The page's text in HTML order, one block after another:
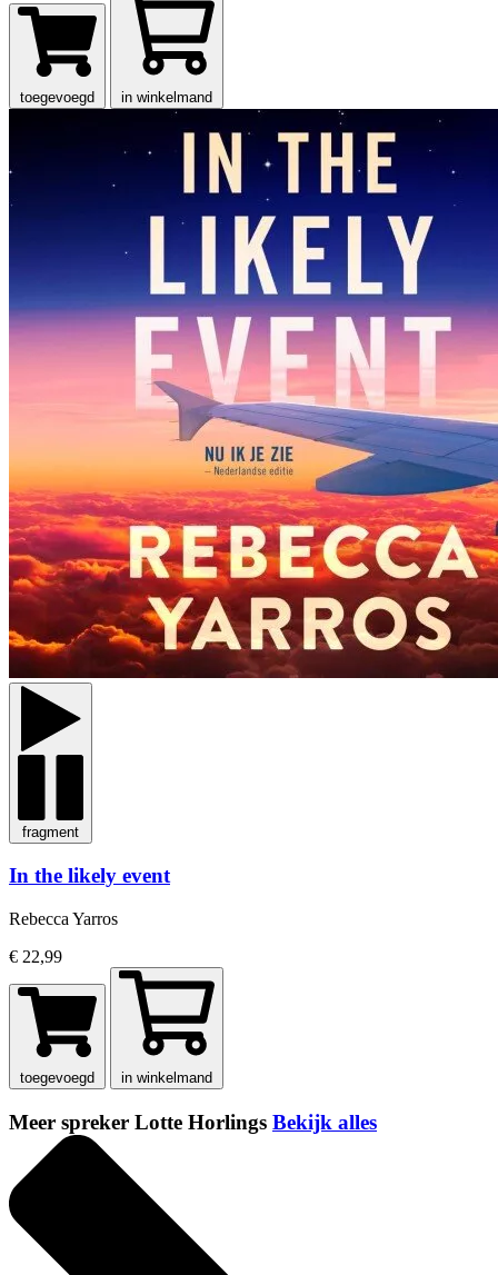
toegevoegd in winkelmand
fragment
In the likely event
Rebecca Yarros
€ 22,99
toegevoegd in winkelmand
Meer spreker Lotte Horlings Bekijk alles